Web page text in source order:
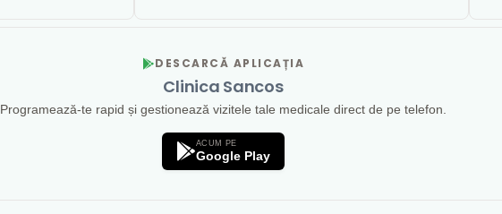
DESCARCĂ APLICAȚIA
Clinica Sancos
Programează-te rapid și gestionează vizitele tale medicale direct de pe telefon.
ACUM PE
Google Play